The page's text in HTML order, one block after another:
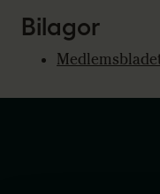
Bilagor
Medlemsbladet